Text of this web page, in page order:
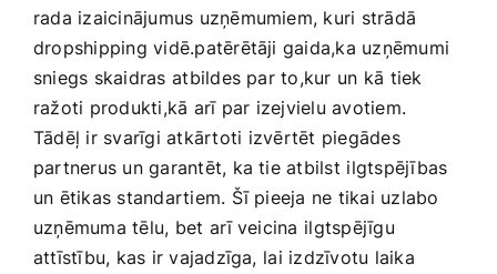
rada izaicinājumus uzņēmumiem, kuri strādā
dropshipping vidē.patērētāji gaida,ka‌ uzņēmumi
sniegs skaidras⁤ atbildes ‌par to,kur un kā ⁣tiek
‍ražoti produkti,kā ⁤arī‌ par izejvielu avotiem.
Tādēļ ir​ svarīgi atkārtoti⁢ izvērtēt piegādes
partnerus un‌ garantēt, ka tie atbilst⁤ ilgtspējības
‍un ētikas standartiem. Šī pieeja ne ​tikai uzlabo
uzņēmuma ‌tēlu,⁢ bet ⁢arī veicina ⁤ilgtspējīgu
attīstību, kas ​ir vajadzīga, ⁤lai izdzīvotu laika